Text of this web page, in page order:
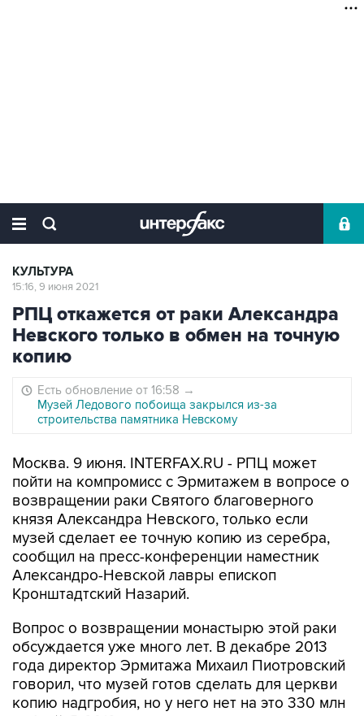
КУЛЬТУРА
15:16, 9 июня 2021
РПЦ откажется от раки Александра
Невского только в обмен на точную
копию
Есть обновление от 16:58 →
Музей Ледового побоища закрылся из-за
строительства памятника Невскому
Москва. 9 июня. INTERFAX.RU - РПЦ может
пойти на компромисс с Эрмитажем в вопросе о
возвращении раки Святого благоверного
князя Александра Невского, только если
музей сделает ее точную копию из серебра,
сообщил на пресс-конференции наместник
Александро-Невской лавры епископ
Кронштадтский Назарий.
Вопрос о возвращении монастырю этой раки
обсуждается уже много лет. В декабре 2013
года директор Эрмитажа Михаил Пиотровский
говорил, что музей готов сделать для церкви
копию надгробия, но у него нет на это 330 млн